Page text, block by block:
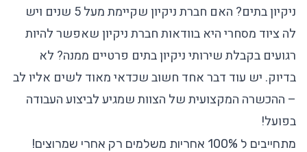
ניקיון בתים? האם חברת ניקיון שקיימת מעל 5 שנים ויש
לה ציוד מסחרי היא בוודאות חברת ניקיון שאפשר להיות
רגועים בקבלת שירותי ניקיון בתים פרטיים ממנה? לא
בדיוק. יש עוד דבר אחד חשוב שכדאי מאוד לשים אליו לב
– ההכשרה המקצועית של הצוות שמגיע לביצוע העבודה
בפועל!
מתחייבים ל 100% אחריות משלמים רק אחרי שמרוצים!